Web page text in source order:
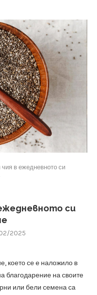
в ежедневното си
си
2025
което се е наложило в
благодарение на своите
или бели семена са